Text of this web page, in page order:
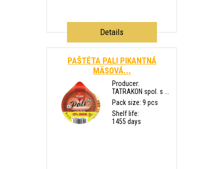
Details
PAŠTÉTA PALI PIKANTNÁ
MÄSOVÁ...
Producer:
TATRAKON spol. s ...
Pack size: 9 pcs
Shelf life:
1455 days